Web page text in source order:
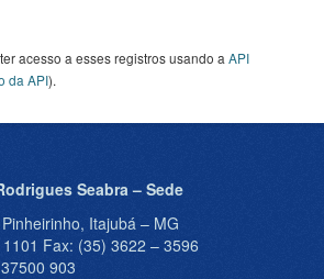
acesso a esses registros usando a API
da API).
Seabra – Sede
Itajubá – MG
Fax: (35) 3622 – 3596
903